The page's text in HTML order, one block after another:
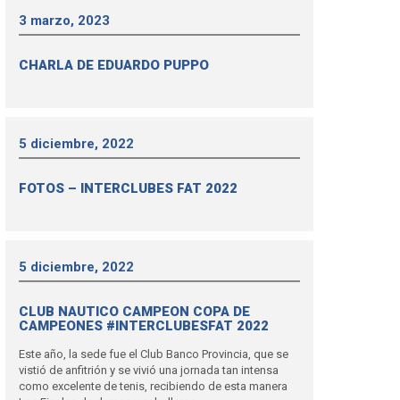
3 marzo, 2023
CHARLA DE EDUARDO PUPPO
5 diciembre, 2022
FOTOS – INTERCLUBES FAT 2022
5 diciembre, 2022
CLUB NAUTICO CAMPEON COPA DE
CAMPEONES #INTERCLUBESFAT 2022
Este año, la sede fue el Club Banco Provincia, que se
vistió de anfitrión y se vivió una jornada tan intensa
como excelente de tenis, recibiendo de esta manera